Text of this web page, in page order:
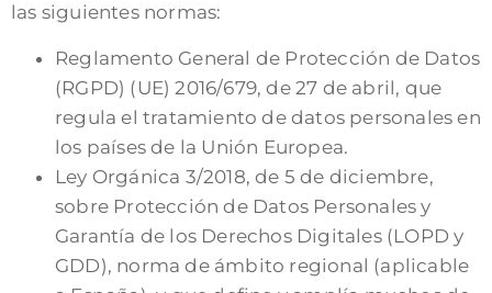
las siguientes normas:
Reglamento General de Protección de Datos
(RGPD) (UE) 2016/679, de 27 de abril, que
regula el tratamiento de datos personales en
los países de la Unión Europea.
Ley Orgánica 3/2018, de 5 de diciembre,
sobre Protección de Datos Personales y
Garantía de los Derechos Digitales (LOPD y
GDD), norma de ámbito regional (aplicable